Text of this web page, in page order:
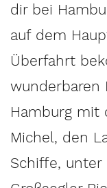
dir bei
auf dem
Überfahrt
wunderbaren
Hamburg mit
Michel, den
Schiffe, unter